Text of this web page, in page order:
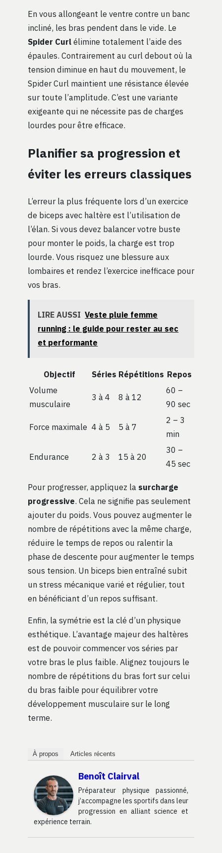
En vous allongeant le ventre contre un banc
incliné, les bras pendent dans le vide. Le
Spider Curlélimine totalement l’aide des
épaules. Contrairement au curl debout où la
tension diminue en haut du mouvement, le
Spider Curl maintient une résistance élevée
sur toute l’amplitude. C’est une variante
exigeante qui ne nécessite pas de charges
lourdes pour être efficace.
Planifier sa progression et
éviter les erreurs classiques
L’erreur la plus fréquente lors d’un exercice
de biceps avec haltère est l’utilisation de
l’élan. Si vous devez balancer votre buste
pour monter le poids, la charge est trop
lourde. Vous risquez une blessure aux
lombaires et rendez l’exercice inefficace pour
vos bras.
LIRE AUSSI Veste pluie femme
running : le guide pour rester au sec
et performante
Objectif Séries Répétitions Repos
Volume
musculaire
3 à 4 8 à 12
60 –
90 sec
Force maximale 4 à 5 5 à 7
2 – 3
min
Endurance 2 à 3 15 à 20
30 –
45 sec
Pour progresser, appliquez la surcharge
progressive. Cela ne signifie pas seulement
ajouter du poids. Vous pouvez augmenter le
nombre de répétitions avec la même charge,
réduire le temps de repos ou ralentir la
phase de descente pour augmenter le temps
sous tension. Un biceps bien entraîné subit
un stress mécanique varié et régulier, tout
en bénéficiant d’un repos suffisant.
Enfin, la symétrie est la clé d’un physique
esthétique. L’avantage majeur des haltères
est de pouvoir commencer vos séries par
votre bras le plus faible. Alignez toujours le
nombre de répétitions du bras fort sur celui
du bras faible pour équilibrer votre
développement musculaire sur le long
terme.
À propos Articles récents
Benoît Clairval
Préparateur physique passionné,
j’accompagne les sportifs dans leur
progression en alliant science et
expérience terrain.